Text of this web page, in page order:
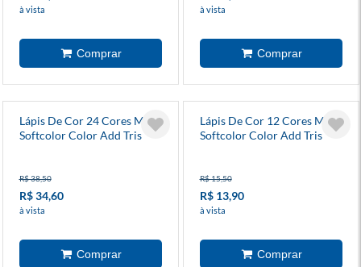
à vista à vista
Lápis De Cor 24 Cores Mega
Softcolor Color Add Tris
R$ 38,50
R$ 34,60
à vista
Lápis De Cor 12 Cores Mega
Softcolor Color Add Tris
R$ 15,50
R$ 13,90
à vista